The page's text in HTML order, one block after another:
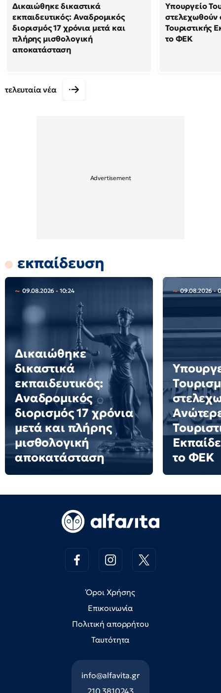
Δικαιώθηκε δικαστικά
εκπαιδευτικός: Αναδρομικός
διορισμός 17 χρόνια μετά και
πλήρης μισθολογική
αποκατάσταση
Υπουργείο
στελεχωθούν
Τουριστικής
το ΦΕΚ
τελευταία νέα
εκπαίδευση
09.08.2026 - 10:24
Δικαιώθηκε
δικαστικά
εκπαιδευτικός:
Αναδρομικός
διορισμός 17 χρόνια
μετά και πλήρης
μισθολογική
αποκατάσταση
09.08.2026 -
το ΦΕΚ
Όροι Χρήσης
Επικοινωνία
Πολιτική απορρήτου
Ταυτότητα
info@alfavita.gr
210 3810243